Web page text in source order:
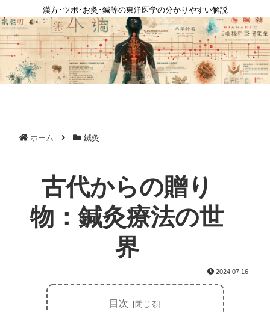
漢方･ツボ･お灸･鍼等の東洋医学の分かりやすい解説
ホーム 鍼灸
古代からの贈り
物：鍼灸療法の世
界
2024.07.16
目次